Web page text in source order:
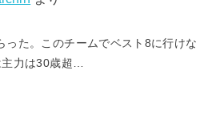
った。このチームでベスト8に行けな
主力は30歳超…